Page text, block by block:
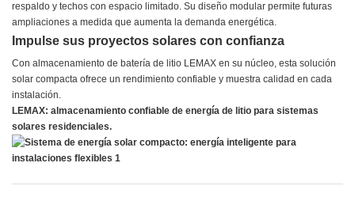
respaldo y techos con espacio limitado. Su diseño modular permite futuras
ampliaciones a medida que aumenta la demanda energética.
Impulse sus proyectos solares con confianza
Con almacenamiento de batería de litio LEMAX en su núcleo, esta solución
solar compacta ofrece un rendimiento confiable y muestra calidad en cada
instalación.
LEMAX: almacenamiento confiable de energía de litio para sistemas
solares residenciales.